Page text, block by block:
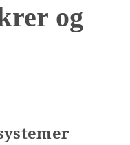
og